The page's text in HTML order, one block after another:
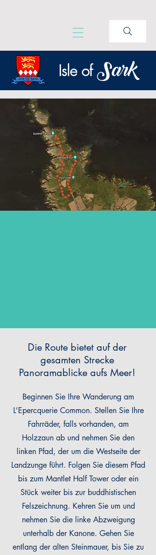
Isle of Sark
Die Route bietet auf der
gesamten Strecke
Panoramablicke aufs Meer!
Beginnen Sie Ihre Wanderung am
L’Epercquerie Common. Stellen Sie Ihre
Fahrräder, falls vorhanden, am
Holzzaun ab und nehmen Sie den
linken Pfad, der um die Westseite der
Landzunge führt. Folgen Sie diesem Pfad
bis zum Mantlet Half Tower oder ein
Stück weiter bis zur buddhistischen
Felszeichnung. Kehren Sie um und
nehmen Sie die linke Abzweigung
unterhalb der Kanone. Gehen Sie
entlang der alten Steinmauer, bis Sie zu